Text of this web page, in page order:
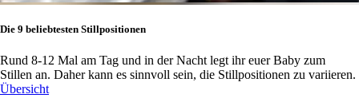
Die 9 beliebtesten Stillpositionen
Rund 8-12 Mal am Tag und in der Nacht legt ihr euer Baby zum
Stillen an. Daher kann es sinnvoll sein, die Stillpositionen zu variieren.
Übersicht